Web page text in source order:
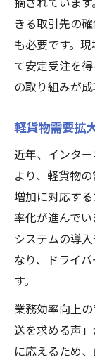
きる取引先の
も必要です。
て安定受注を
の取り組みが成
軽貨物需要拡
近年、インタ
より、軽貨物
増加に対応す
率化が進んで
システムの導
なり、ドライ
す。
業務効率向上
送を求める声
に応えるため